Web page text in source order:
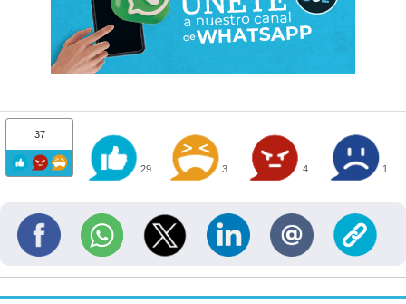
37
29 3 4 1